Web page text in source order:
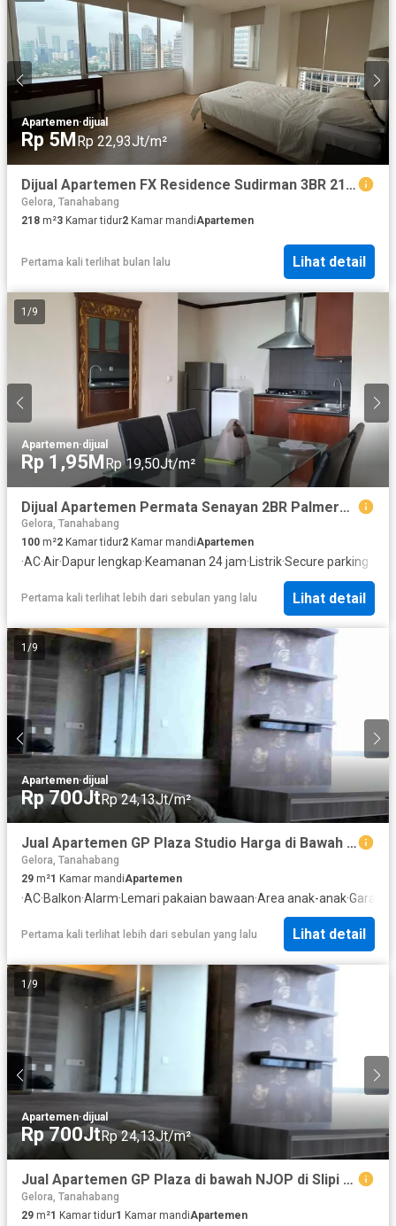
Apartemen·dijual
Rp 5MRp 22,93Jt/m²
Dijual Apartemen FX Residence Sudirman 3BR 218m2, furnished
Gelora, Tanahabang
218 m²3 Kamar tidur2 Kamar mandiApartemen
Pertama kali terlihat bulan lalu Lihat detail
1 /9
Apartemen·dijual
Rp 1,95MRp 19,50Jt/m²
Dijual Apartemen Permata Senayan 2BR Palmerah Jakarta Pusat
Gelora, Tanahabang
100 m²2 Kamar tidur2 Kamar mandiApartemen
·AC·Air·Dapur lengkap·Keamanan 24 jam·Listrik·Secure parking
Pertama kali terlihat lebih dari sebulan yang lalu Lihat detail
1 /9
Apartemen·dijual
Rp 700JtRp 24,13Jt/m²
Jual Apartemen GP Plaza Studio Harga di Bawah NJOP
Gelora, Tanahabang
29 m²1 Kamar mandiApartemen
·AC·Balkon·Alarm· Lemari pakaian bawaan·Area anak-anak·Garasi
Pertama kali terlihat lebih dari sebulan yang lalu Lihat detail
1 /9
Apartemen·dijual
Rp 700JtRp 24,13Jt/m²
Jual Apartemen GP Plaza di bawah NJOP di Slipi dekat Sudirman Jakarta
Gelora, Tanahabang
29 m²1 Kamar tidur1 Kamar mandiApartemen